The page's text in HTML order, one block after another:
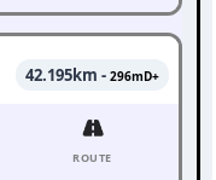
42.195km - 296mD+
ROUTE